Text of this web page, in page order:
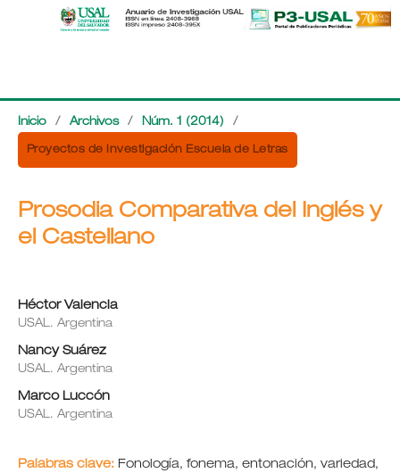
Inicio / Archivos / Núm. 1 (2014) /
Proyectos de Investigación Escuela de Letras
Prosodia Comparativa del Inglés y
el Castellano
Héctor Valencia
USAL. Argentina
Nancy Suárez
USAL. Argentina
Marco Luccón
USAL. Argentina
Palabras clave: Fonología, fonema, entonación, variedad,